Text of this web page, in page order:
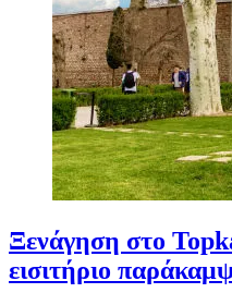
Ξενάγηση στο
εισιτήριο